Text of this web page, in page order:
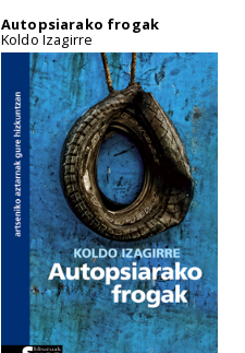
Autopsiarako frogak
Koldo Izagirre